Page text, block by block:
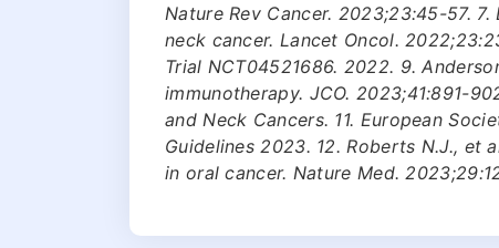
Nature Rev Cancer. 2023;23:45-57.
neck cancer. Lancet Oncol.
Trial NCT04521686. 2022. 9.
immunotherapy. JCO. 2023;41:891-
and Neck Cancers. 11. European
Guidelines 2023. 12. Roberts N.J., et
in oral cancer. Nature Med.